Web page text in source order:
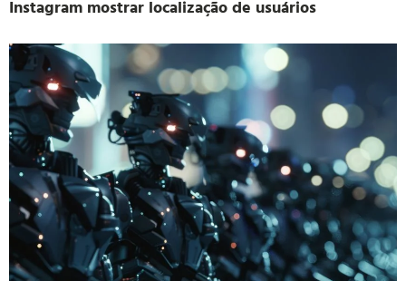
Instagram mostrar localização de usuários